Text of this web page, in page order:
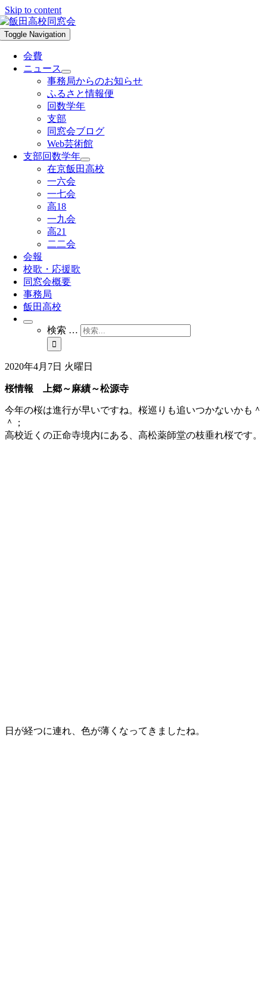
Skip to content
Toggle Navigation
会費
ニュース
事務局からのお知らせ
ふるさと情報便
回数学年
支部
同窓会ブログ
Web芸術館
支部回数学年
在京飯田高校
一六会
一七会
高18
一九会
高21
二二会
会報
校歌・応援歌
同窓会概要
事務局
飯田高校
検索 …
2020年4月7日 火曜日
桜情報 上郷～麻績～松源寺
今年の桜は進行が早いですね。桜巡りも追いつかないかも＾
＾；
高校近くの正命寺境内にある、高松薬師堂の枝垂れ桜です。
日が経つに連れ、色が薄くなってきましたね。